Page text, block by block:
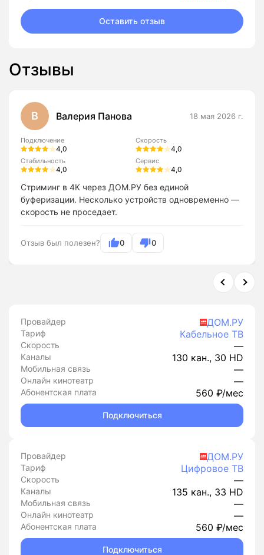
Оставить отзыв
Отзывы
В Валерия Панова 18 мая 2026 г.
Подключение
4,0
Скорость
4,0
Стабильность
4,0
Сервис
4,0
Стриминг в 4К через ДОМ.РУ без единой
буферизации. Несколько устройств одновременно —
скорость не проседает.
Отзыв был полезен? 0 0
Провайдер ДОМ.РУ
Тариф Кабельное ТВ
Скорость —
Каналы 130 кан., 30 HD
Мобильная связь —
Онлайн кинотеатр —
Абонентская плата 560 ₽/мес
Подключиться
Провайдер ДОМ.РУ
Тариф Цифровое ТВ
Скорость —
Каналы 135 кан., 33 HD
Мобильная связь —
Онлайн кинотеатр —
Абонентская плата 560 ₽/мес
Подключиться